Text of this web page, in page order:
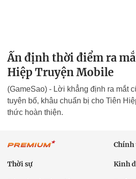
Ấn định thời điểm ra
Hiệp Truyện Mobile
(GameSao) - Lời khẳng định ra mắt
tuyên bố, khâu chuẩn bị cho Tiên
thức hoàn thiện.
Thời sự Kinh